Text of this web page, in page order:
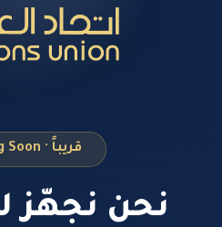
قريباً · Coming Soon
نحن نجهّز